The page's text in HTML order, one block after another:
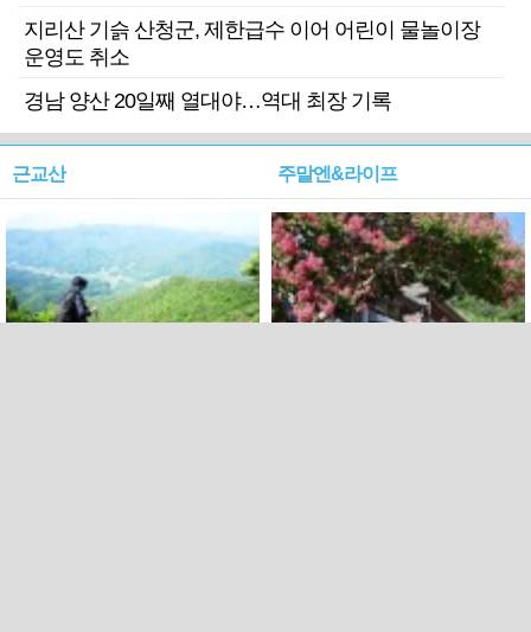
지리산 기슭 산청군, 제한급수 이어 어린이 물놀이장
운영도 취소
경남 양산 20일째 열대야…역대 최장 기록
근교산 주말엔&라이프